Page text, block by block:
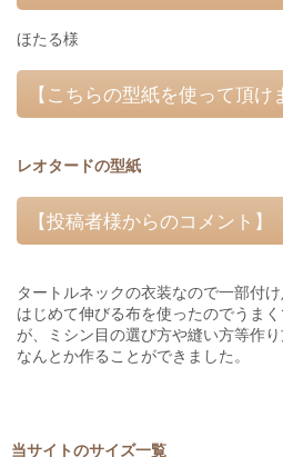
ほたる様
【こちらの型紙を使って頂け
レオタードの型紙
【投稿者様からのコメント】
タートルネックの衣装なので一部付け
はじめて伸びる布を使ったのでうま
が、ミシン目の選び方や縫い方等作
なんとか作ることができました。
当サイトのサイズ一覧